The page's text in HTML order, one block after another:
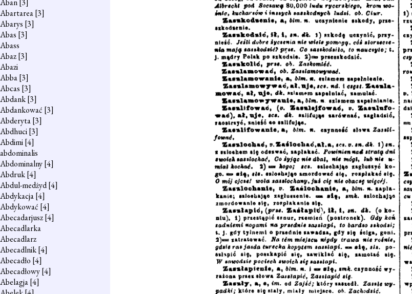
Aban[3]
Abartarea[3]
Abarys [3]
Abas [3]
Abass
Abaz[3]
Abazi
Abba[3]
Abcas [3]
Abdank[3]
Abdankować [3]
Abderyta[3]
Abdhuci[3]
Abdimi[4]
abdominalis
Abdominalny[4]
Abdruk[4]
Abdul-medżyd[4]
Abdykacja[4]
Abdykować [4]
Abecadarjusz[4]
Abecadlarka
Abecadlarz
Abecadlnik[4]
Abecadło [4]
Abecadłowy[4]
Abelagja[4]